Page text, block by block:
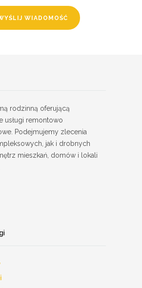
rodzinną oferującą
usługi remontowo
Podejmujemy zlecenia
jak i drobnych
mieszkań, domów i lokali